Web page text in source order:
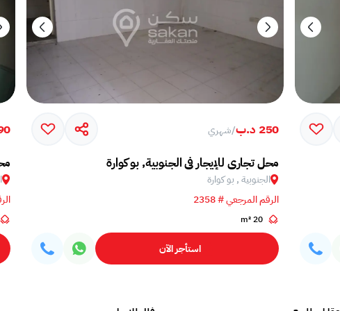
250 د.ب /شهري
محل تجاري للإيجار في الجنوبية, بو كوارة
الجنوبية , بو كوارة
الرقم المرجعي # 2358
20 m²
استأجر الآن
90